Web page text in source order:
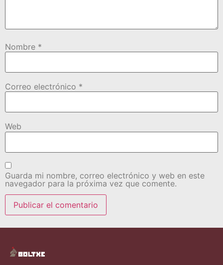
Nombre *
Correo electrónico *
Web
Guarda mi nombre, correo electrónico y web en este
navegador para la próxima vez que comente.